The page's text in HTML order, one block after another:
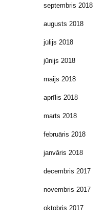
septembris 2018
augusts 2018
jūlijs 2018
jūnijs 2018
maijs 2018
aprīlis 2018
marts 2018
februāris 2018
janvāris 2018
decembris 2017
novembris 2017
oktobris 2017